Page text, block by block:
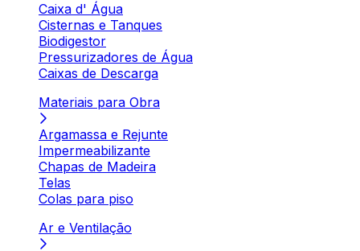
Caixa d' Água
Cisternas e Tanques
Biodigestor
Pressurizadores de Água
Caixas de Descarga
Materiais para Obra
Argamassa e Rejunte
Impermeabilizante
Chapas de Madeira
Telas
Colas para piso
Ar e Ventilação